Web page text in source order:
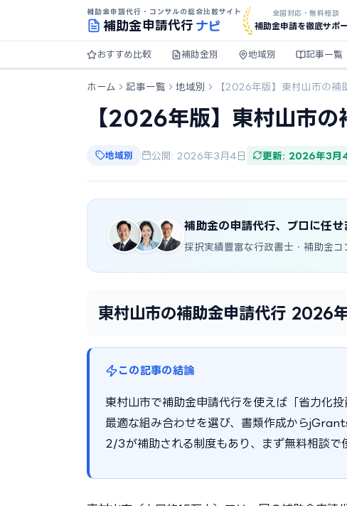
補助金申請代行・コンサルの総合比較サイト
補助金申請代行 ナビ
全国対応・無料相談
補助金申請を徹底サポ
おすすめ比較 補助金別 地域別 記事一覧
ホーム 記事一覧 地域別 【2026年版】東村山市の補
【2026年版】東村山市
地域別 公開: 2026年3月4日 更新: 2026年3月
補助金の申請代行、プロに任せ
採択実績豊富な行政書士・補助金
東村山市の補助金申請代行 2026
この記事の結論
東村山市で補助金申請代行を使えば「省力化
最適な組み合わせを選び、書類作成から
2/3が補助される制度もあり、まず無料相談で